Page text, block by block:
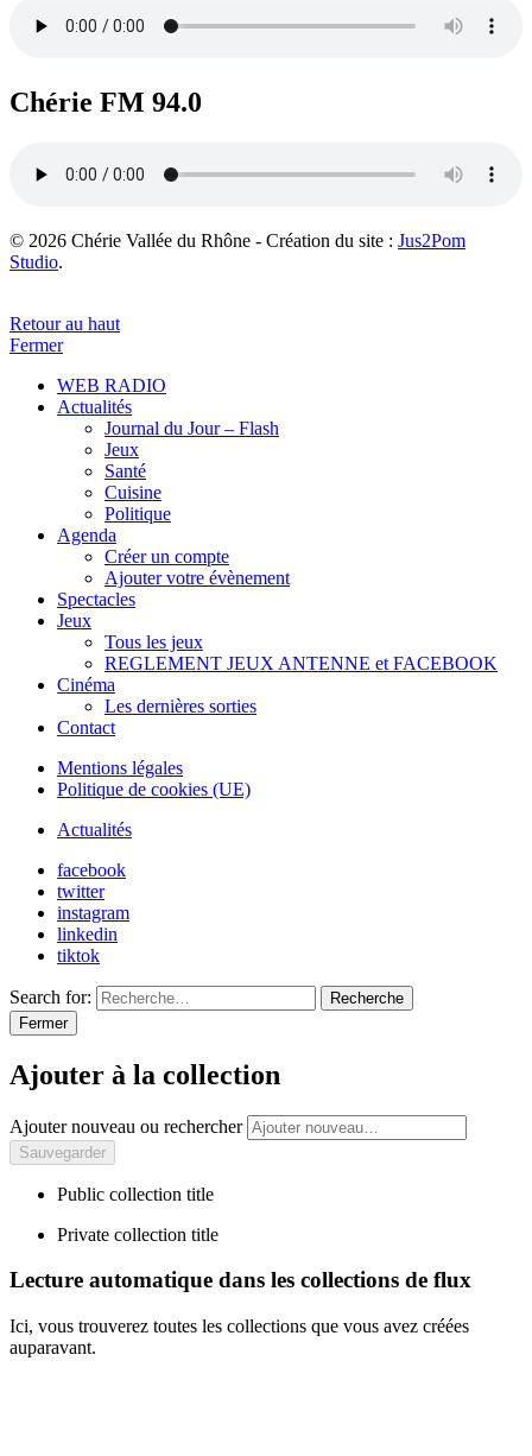
Chérie FM 94.0
© 2026 Chérie Vallée du Rhône - Création du site : Jus2Pom
Studio.
Retour au haut
Fermer
WEB RADIO
Actualités
Journal du Jour – Flash
Jeux
Santé
Cuisine
Politique
Agenda
Créer un compte
Ajouter votre évènement
Spectacles
Jeux
Tous les jeux
REGLEMENT JEUX ANTENNE et FACEBOOK
Cinéma
Les dernières sorties
Contact
Mentions légales
Politique de cookies (UE)
Actualités
facebook
twitter
instagram
linkedin
tiktok
Search for:
Recherche
Fermer
Ajouter à la collection
Ajouter nouveau ou rechercher
Public collection title
Private collection title
Lecture automatique dans les collections de flux
Ici, vous trouverez toutes les collections que vous avez créées
auparavant.